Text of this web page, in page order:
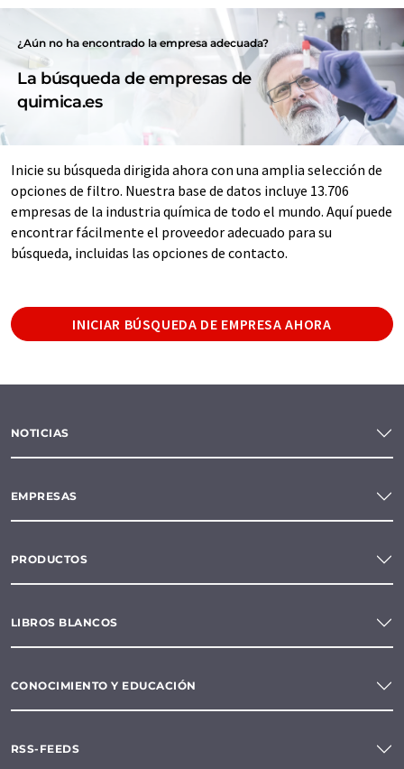
¿Aún no ha encontrado la empresa adecuada?
La búsqueda de empresas de
quimica.es
Inicie su búsqueda dirigida ahora con una amplia selección de
opciones de filtro. Nuestra base de datos incluye 13.706
empresas de la industria química de todo el mundo. Aquí puede
encontrar fácilmente el proveedor adecuado para su
búsqueda, incluidas las opciones de contacto.
INICIAR BÚSQUEDA DE EMPRESA AHORA
NOTICIAS
EMPRESAS
PRODUCTOS
LIBROS BLANCOS
CONOCIMIENTO Y EDUCACIÓN
RSS-FEEDS